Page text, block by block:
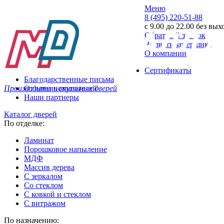
Производитель стальных дверей
Меню
8 (495) 220-51-88
с 9.00 до 22.00 без
Обратный звонок
Вызвать замерщика
О компании
Сертификаты
Благодарственные письма
Отзывы покупателей
Наши партнеры
Каталог дверей
По отделке:
Ламинат
Порошковое напыление
МДФ
Массив дерева
С зеркалом
Со стеклом
С ковкой и стеклом
С витражом
По назначению: